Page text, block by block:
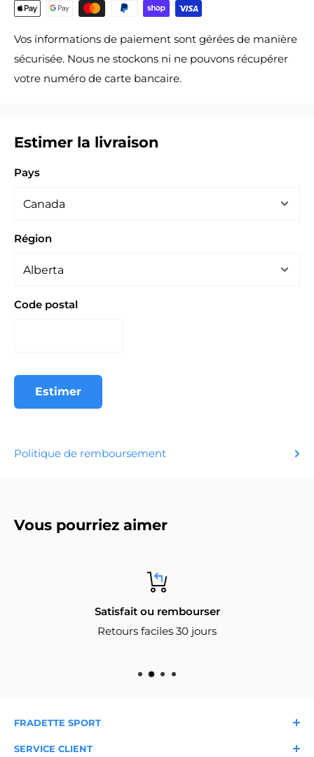
Vos informations de paiement sont gérées de manière
sécurisée. Nous ne stockons ni ne pouvons récupérer
votre numéro de carte bancaire.
Estimer la livraison
Pays
Région
Code postal
Estimer
Politique de remboursement
Vous pourriez aimer
Satisfait ou rembourser
Retours faciles 30 jours
FRADETTE SPORT
SERVICE CLIENT